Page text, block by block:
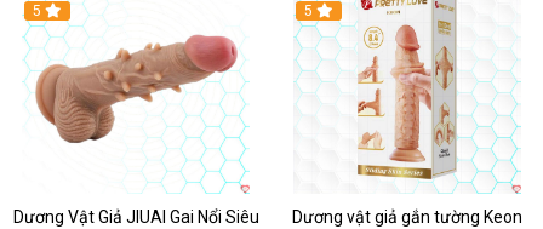
5
Dương Vật Giả JIUAI Gai Nổi Siêu
5
Dương vật giả gắn tường Keon